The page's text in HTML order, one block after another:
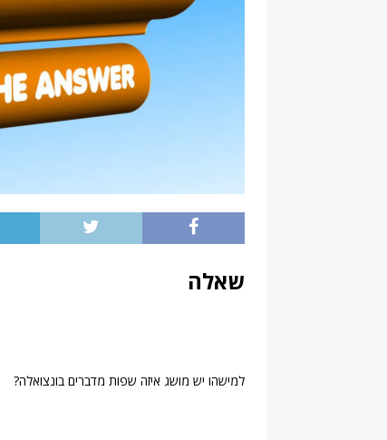
שאלה
למישהו יש מושג איזה שפות מדברים בונצואלה?